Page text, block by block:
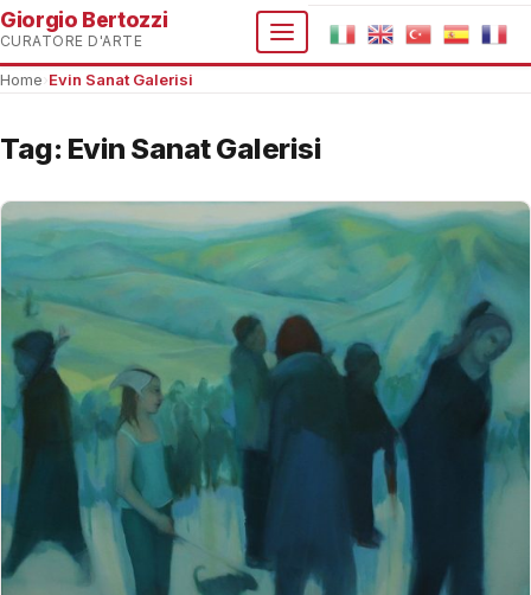
Giorgio Bertozzi
CURATORE D'ARTE
Home Evin Sanat Galerisi
Tag: Evin Sanat Galerisi